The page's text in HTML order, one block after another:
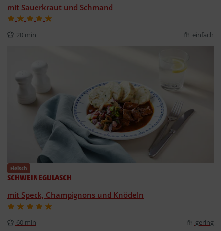
mit Sauerkraut und Schmand
20 min einfach
Fleisch
SCHWEINEGULASCH
mit Speck, Champignons und Knödeln
60 min gering